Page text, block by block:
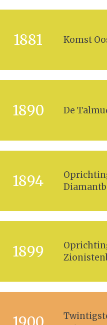
1881 Komst
1890 De
1894
1899